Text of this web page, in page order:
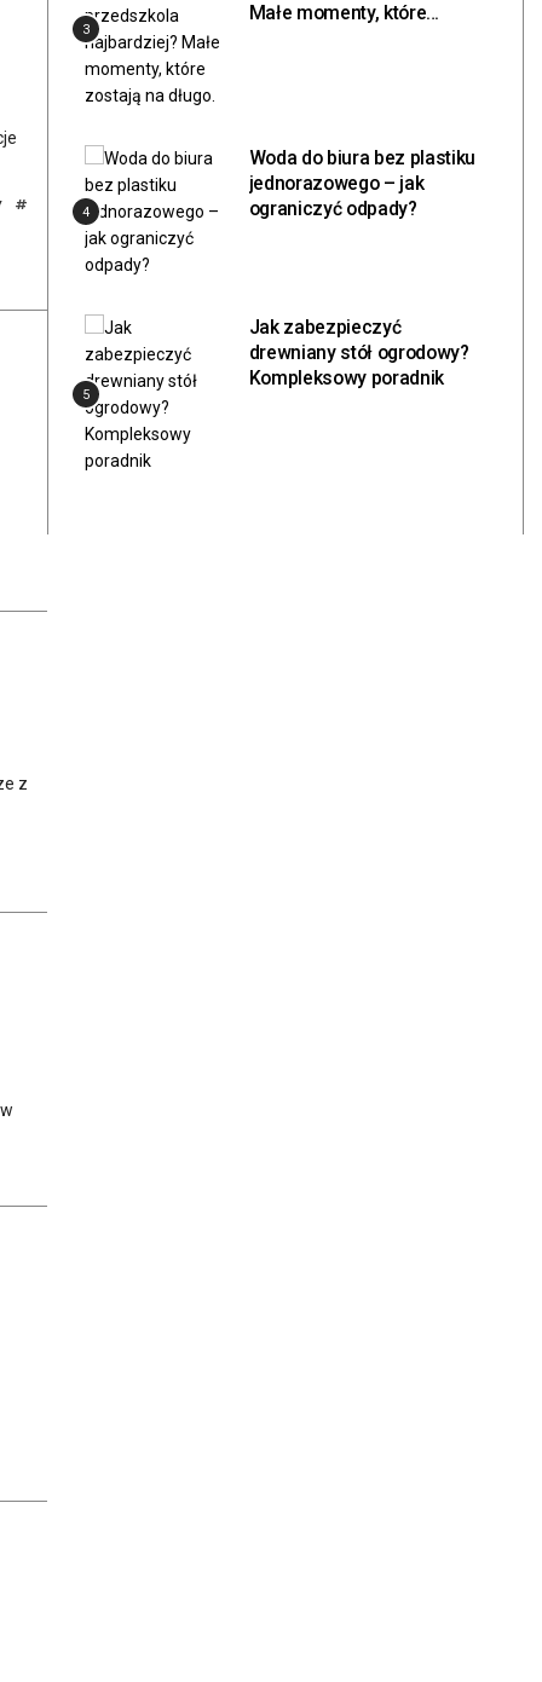
#
z
3
Małe momenty, które
4
Woda do biura bez plastiku
jednorazowego – jak
ograniczyć odpady?
5
Jak zabezpieczyć
drewniany stół ogrodowy?
Kompleksowy poradnik